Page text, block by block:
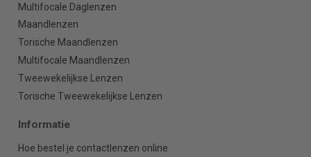
Multifocale Daglenzen
Maandlenzen
Torische Maandlenzen
Multifocale Maandlenzen
Tweewekelijkse Lenzen
Torische Tweewekelijkse Lenzen
Informatie
Hoe bestel je contactlenzen online